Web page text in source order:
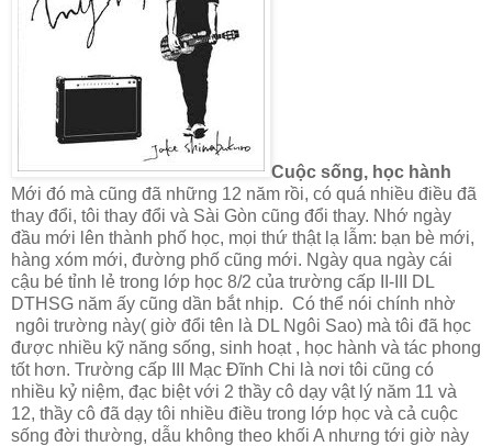
Cuộc sống, học hành
Mới đó mà cũng đã những 12 năm rồi, có quá nhiều điều đã
thay đổi, tôi thay đổi và Sài Gòn cũng đổi thay. Nhớ ngày
đầu mới lên thành phố học, mọi thứ thật lạ lẫm: bạn bè mới,
hàng xóm mới, đường phố cũng mới. Ngày qua ngày cái
cậu bé tỉnh lẻ trong lớp học 8/2 của trường cấp II-III DL
DTHSG năm ấy cũng dần bắt nhịp. Có thể nói chính nhờ
ngôi trường này( giờ đổi tên là DL Ngôi Sao) mà tôi đã học
được nhiều kỹ năng sống, sinh hoạt , học hành và tác phong
tốt hơn. Trường cấp III Mạc Đĩnh Chi là nơi tôi cũng có
nhiều kỷ niệm, đạc biệt với 2 thầy cô dạy vật lý năm 11 và
12, thầy cô đã dạy tôi nhiều điều trong lớp học và cả cuộc
sống đời thường, dẫu không theo khối A nhưng tới giờ này